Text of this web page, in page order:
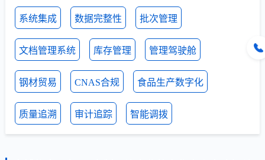
系统集成 数据完整性 批次管理
文档管理系统 库存管理 管理驾驶舱
钢材贸易 CNAS合规 食品生产数字化
质量追溯 审计追踪 智能调拨